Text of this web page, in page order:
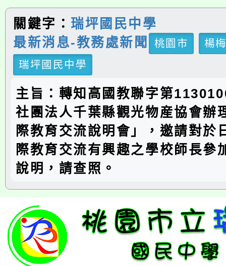
關鍵字： 瑞坪國民中學
最新消息-教務處新聞
桃園市
楊
瑞坪國民中學
主旨：轉知高國教聯字第
社團法人千葉縣觀光物産協會辦
際教育交流說明會」，邀請對於
際教育交流有興趣之學校師長參
說明，請查照。